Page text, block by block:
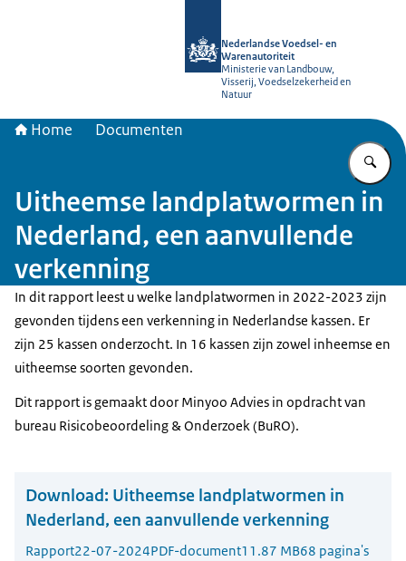
Nederlandse Voedsel- en
Warenautoriteit
Ministerie van Landbouw,
Visserij, Voedselzekerheid en
Natuur
Home Documenten
Uitheemse landplatwormen in
Nederland, een aanvullende
verkenning
In dit rapport leest u welke landplatwormen in 2022-2023 zijn
gevonden tijdens een verkenning in Nederlandse kassen. Er
zijn 25 kassen onderzocht. In 16 kassen zijn zowel inheemse en
uitheemse soorten gevonden.
Dit rapport is gemaakt door Minyoo Advies in opdracht van
bureau Risicobeoordeling & Onderzoek (BuRO).
Download: Uitheemse landplatwormen in
Nederland, een aanvullende verkenning
Rapport22-07-2024PDF-document11.87 MB68 pagina's